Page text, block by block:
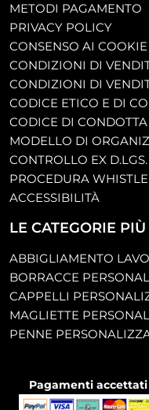
METODI PAGAMENTO
PRIVACY POLICY
CONSENSO AI COOKIE
CONDIZIONI DI
CONDIZIONI DI
CODICE ETICO E DI
CODICE DI
MODELLO DI
CONTROLLO EX D.LGS.
PROCEDURA
ACCESSIBILITÀ
LE CATEGORIE
ABBIGLIAMENTO
BORRACCE
CAPPELLI
MAGLIETTE
PENNE
Pagamenti accettati